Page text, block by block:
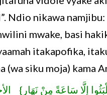
Ndio nikawa
mwake, basi
itakapofika,
إِلَّا سَاعَةً مِنْ نَهَارٍ}